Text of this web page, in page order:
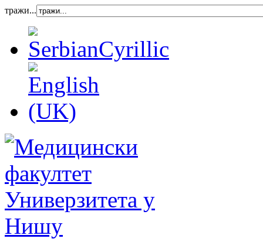
тражи...